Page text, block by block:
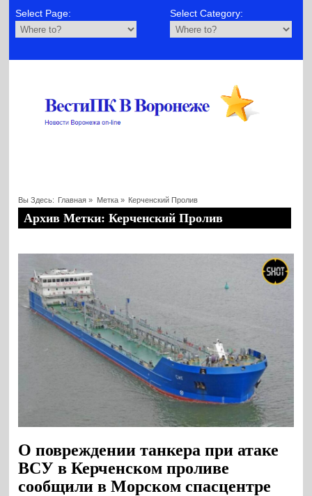
Select Page: Select Category:
Вы Здесь: Главная » Метка » Керченский Пролив
Архив Метки: Керченский Пролив
О повреждении танкера при атаке
ВСУ в Керченском проливе
сообщили в Морском спасцентре